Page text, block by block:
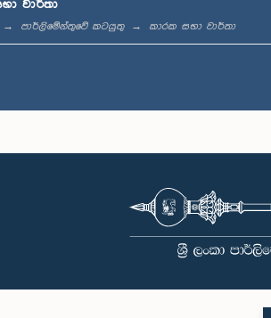
වාර්තා
පාර්ලිමේන්තුවේ කටයුතු කාරක සභා වාර්තා